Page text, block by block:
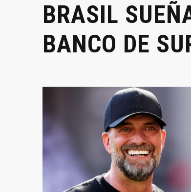
BRASIL
BANCO DE